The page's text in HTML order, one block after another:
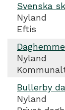
Svenska
Nyland
Eftis
Nyland
Bullerby
Nyland